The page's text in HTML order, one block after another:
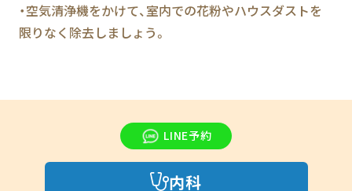
・空気清浄機をかけて、室内での花粉やハウスダストを
限りなく除去しましょう。
LINE予約
内科